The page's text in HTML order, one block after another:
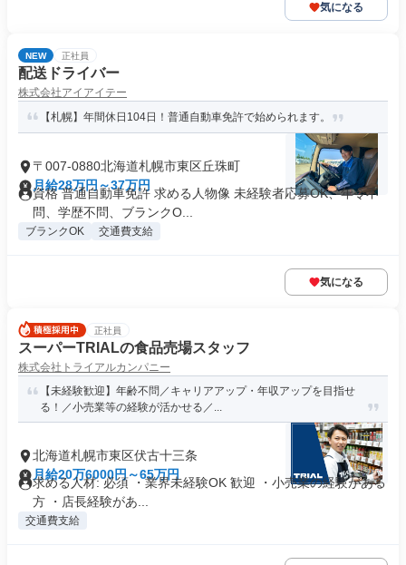
気になる
NEW 正社員
配送ドライバー
株式会社アイアイテー
【札幌】年間休日104日！普通自動車免許で始められます。
〒007-0880北海道札幌市東区丘珠町
月給28万円～37万円
資格 普通自動車免許 求める人物像 未経験者応募OK、年令不
問、学歴不問、ブランクO...
ブランクOK 交通費支給
気になる
正社員
スーパーTRIALの食品売場スタッフ
株式会社トライアルカンパニー
【未経験歓迎】年齢不問／キャリアアップ・年収アップを目指せ
る！／小売業等の経験が活かせる／...
北海道札幌市東区伏古十三条
月給20万6000円～65万円
求める人材: 必須 ・業界未経験OK 歓迎 ・小売業の経験がある
方 ・店長経験があ...
交通費支給